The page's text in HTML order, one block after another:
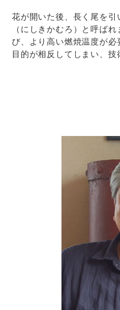
花が開いた後、長く尾を引
（にしきかむろ）と呼ば
び、より高い燃焼温度が必
目的が相反してしまい、技